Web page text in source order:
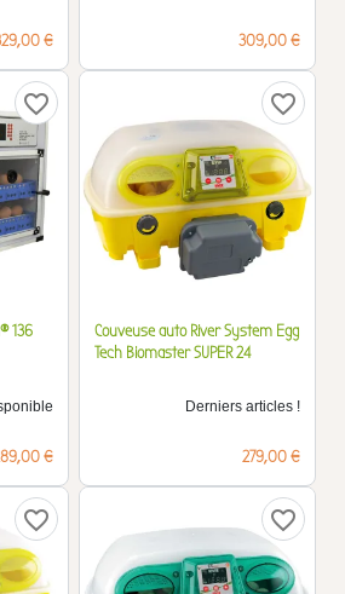
€ Prix
309,00 €
favorite_border
136
€
favorite_border
Couveuse auto River System Egg
Tech Biomaster SUPER 24
Derniers articles !
Prix
279,00 €
favorite_border favorite_border